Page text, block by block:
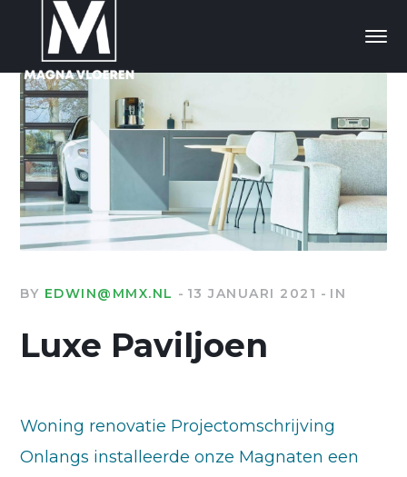
BY EDWIN@MMX.NL 13 JANUARI 2021 IN
Luxe Paviljoen
Woning renovatie Projectomschrijving
Onlangs installeerde onze Magnaten een